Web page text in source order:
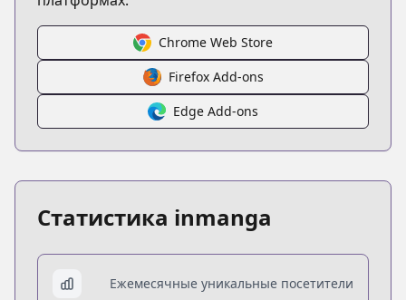
Chrome Web Store
Firefox Add-ons
Edge Add-ons
Статистика inmanga
Ежемесячные уникальные посетители